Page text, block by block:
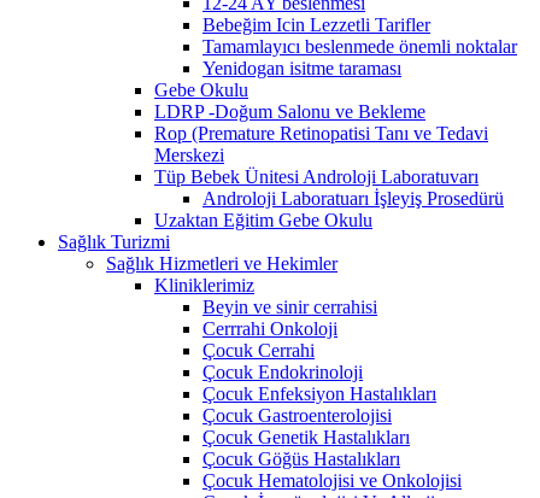
Bebeğim Icin Lezzetli Tarifler
Tamamlayıcı beslenmede önemli noktalar
Yenidogan isitme taraması
Gebe Okulu
LDRP -Doğum Salonu ve Bekleme
Rop (Premature Retinopatisi Tanı ve Tedavi
Merskezi
Tüp Bebek Ünitesi Androloji Laboratuvarı
Androloji Laboratuarı İşleyiş Prosedürü
Uzaktan Eğitim Gebe Okulu
Sağlık Turizmi
Sağlık Hizmetleri ve Hekimler
Kliniklerimiz
Beyin ve sinir cerrahisi
Cerrrahi Onkoloji
Çocuk Cerrahi
Çocuk Endokrinoloji
Çocuk Enfeksiyon Hastalıkları
Çocuk Gastroenterolojisi
Çocuk Genetik Hastalıkları
Çocuk Göğüs Hastalıkları
Çocuk Hematolojisi ve Onkolojisi